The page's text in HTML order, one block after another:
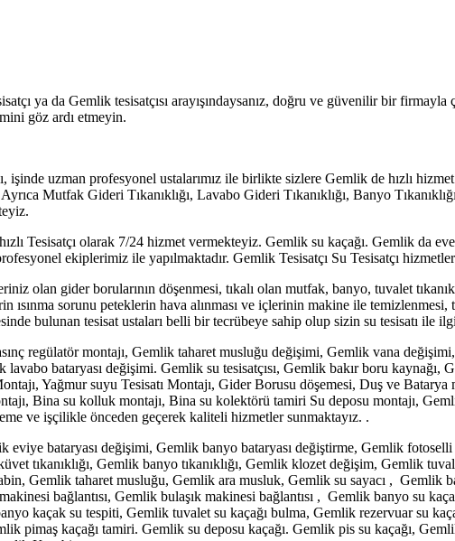
ya da Gemlik tesisatçısı arayışındaysanız, doğru ve güvenilir bir
göz ardı etmeyin.
işinde uzman profesyonel ustalarımız ile birlikte sizlere Gemlik de hızlı
Mutfak Gideri Tıkanıklığı, Lavabo Gideri Tıkanıklığı, Banyo
Tesisatçı olarak 7/24 hizmet vermekteyiz. Gemlik su kaçağı. Gemlik da
ekiplerimiz ile yapılmaktadır. Gemlik Tesisatçı Su Tesisatçı
olan gider borularının döşenmesi, tıkalı olan mutfak, banyo, tuvalet
ısınma sorunu peteklerin hava alınması ve içlerinin makine ile
bulunan tesisat ustaları belli bir tecrübeye sahip olup sizin su tesisatı ile
regülatör montajı, Gemlik taharet musluğu değişimi, Gemlik vana
bataryası değişimi. Gemlik su tesisatçısı, Gemlik bakır boru
Yağmur suyu Tesisatı Montajı, Gider Borusu döşemesi, Duş ve Batarya
Bina su kolluk montajı, Bina su kolektörü tamiri Su deposu montajı,
ve işçilikle önceden geçerek kaliteli hizmetler sunmaktayız. .
eviye bataryası değişimi, Gemlik banyo bataryası değiştirme, Gemlik
tıkanıklığı, Gemlik banyo tıkanıklığı, Gemlik klozet değişim, Gemlik
Gemlik taharet musluğu, Gemlik ara musluk, Gemlik su sayacı , Gemlik
bağlantısı, Gemlik bulaşık makinesi bağlantısı , Gemlik banyo su
kaçak su tespiti, Gemlik tuvalet su kaçağı bulma, Gemlik rezervuar su
pimaş kaçağı tamiri. Gemlik su deposu kaçağı. Gemlik pis su kaçağı,